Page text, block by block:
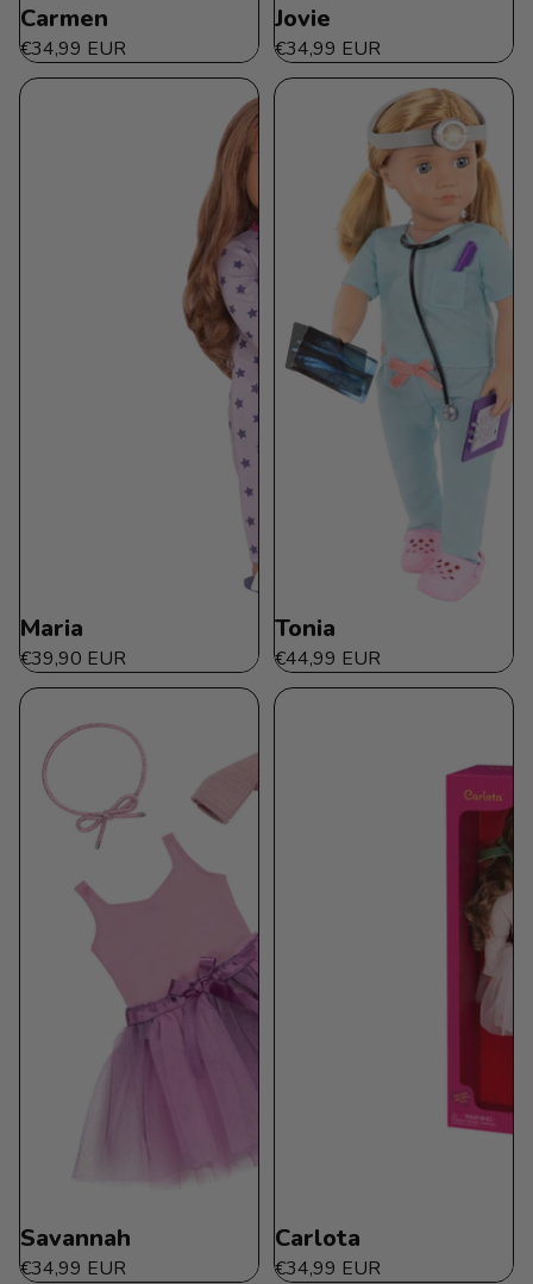
Carmen
€34,99 EUR
Jovie
€34,99 EUR
Maria
€39,90 EUR
Tonia
€44,99 EUR
Savannah
€34,99 EUR
Carlota
€34,99 EUR